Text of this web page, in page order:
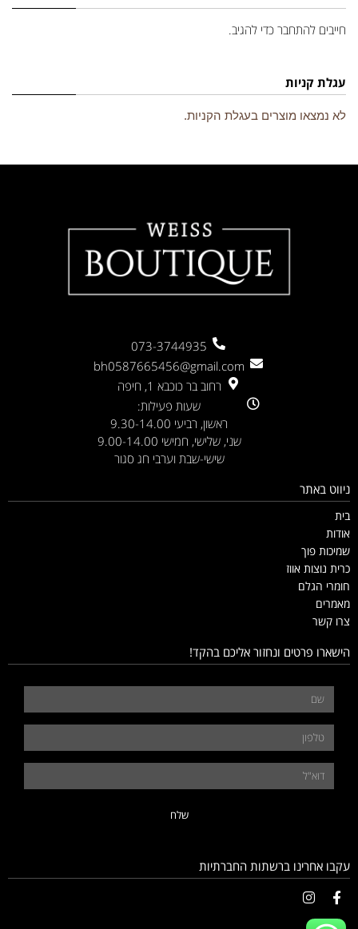
חייבים להתחבר כדי להגיב.
עגלת קניות
לא נמצאו מוצרים בעגלת הקניות.
073-3744935
bh0587665456@gmail.com
רחוב בר כוכבא 1, חיפה
שעות פעילות:
ראשון, רביעי 9.30-14.00
שני, שלישי, חמישי 9.00-14.00
שישי-שבת וערבי חג סגור
ניווט באתר
בית
אודות
שמיכות פוך
כרית נוצות אווז
חומרי הגלם
מאמרים
צרו קשר
הישארו פרטים ונחזור אליכם בהקד!
שלח
עקבו אחרינו ברשתות החברתיות